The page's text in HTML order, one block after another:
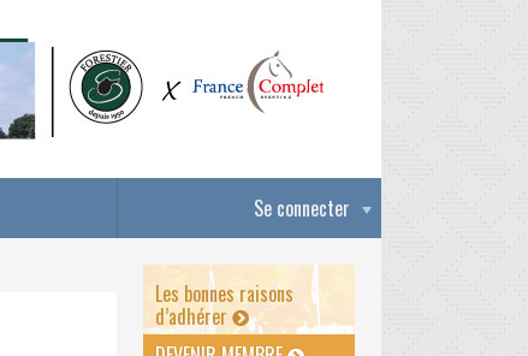
Se connecter
Les bonnes raisons
d’adhérer